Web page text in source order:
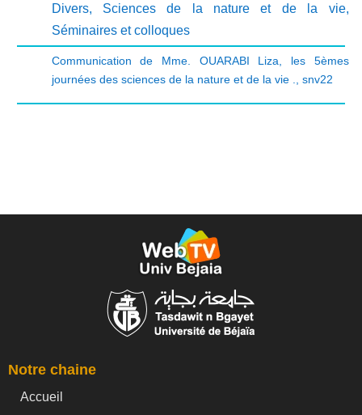
Divers, Sciences de la nature et de la vie,
Séminaires et colloques
Communication de Mme. OUARABI Liza
les 5èmes
journées des sciences de la nature et de la vie .
snv22
Notre chaine
Accueil